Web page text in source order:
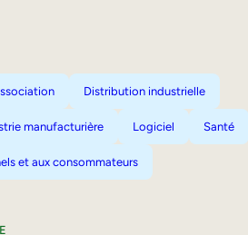
Distribution industrielle
manufacturière Logiciel Santé
et aux consommateurs